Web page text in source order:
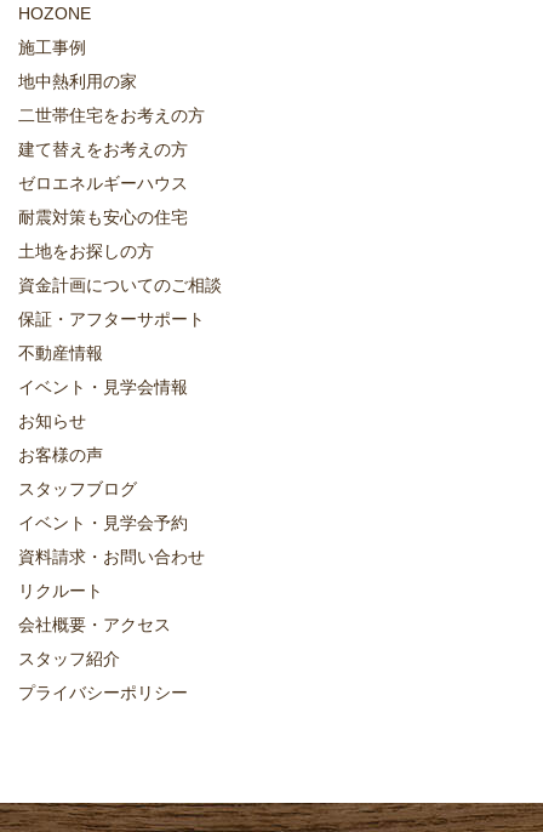
HOZONE
施工事例
地中熱利用の家
二世帯住宅をお考えの方
建て替えをお考えの方
ゼロエネルギーハウス
耐震対策も安心の住宅
土地をお探しの方
資金計画についてのご相談
保証・アフターサポート
不動産情報
イベント・見学会情報
お知らせ
お客様の声
スタッフブログ
イベント・見学会予約
資料請求・お問い合わせ
リクルート
会社概要・アクセス
スタッフ紹介
プライバシーポリシー